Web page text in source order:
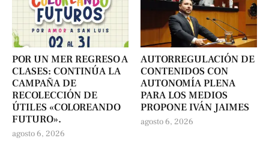
POR UN MER REGRESO A
CLASES: CONTINÚA LA
CAMPAÑA DE
RECOLECCIÓN DE
ÚTILES «COLOREANDO
FUTURO».
agosto 6, 2026
AUTORREGULACIÓN DE
CONTENIDOS CON
AUTONOMÍA PLENA
PARA LOS MEDIOS
PROPONE IVÁN JAIMES
agosto 6, 2026